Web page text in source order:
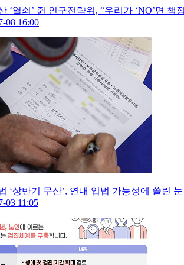
‘열쇠’ 쥔 인구전략위, “우리가 ‘NO’면 책
08 16:00
‘상반기 무산’, 연내 입법 가능성에 쏠린 눈
03 11:05